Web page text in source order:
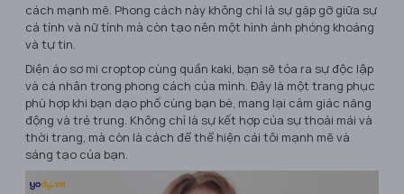
cách mạnh mẽ. Phong cách này không chỉ là sự gặp gỡ giữa sự
cá tính và nữ tính mà còn tạo nên một hình ảnh phóng khoáng
và tự tin.
Diện áo sơ mi croptop cùng quần kaki, bạn sẽ tỏa ra sự độc lập
và cá nhân trong phong cách của mình. Đây là một trang phục
phù hợp khi bạn dạo phố cùng bạn bè, mang lại cảm giác năng
động và trẻ trung. Không chỉ là sự kết hợp của sự thoải mái và
thời trang, mà còn là cách để thể hiện cái tôi mạnh mẽ và
sáng tạo của bạn.